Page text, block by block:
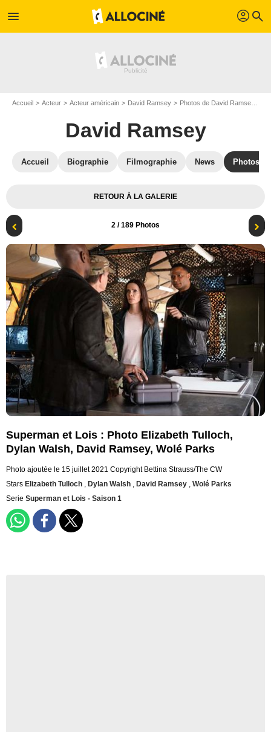
menu profil search
Accueil Acteur Acteur américain David Ramsey Photos de David Ramsey
David Ramsey
Accueil Biographie Filmographie News Photos
RETOUR À LA GALERIE
2 / 189 Photos
Superman et Lois : Photo Elizabeth Tulloch,
Dylan Walsh, David Ramsey, Wolé Parks
Photo ajoutée le 15 juillet 2021 Copyright Bettina Strauss/The CW
Stars Elizabeth Tulloch , Dylan Walsh , David Ramsey , Wolé Parks
Serie Superman et Lois - Saison 1